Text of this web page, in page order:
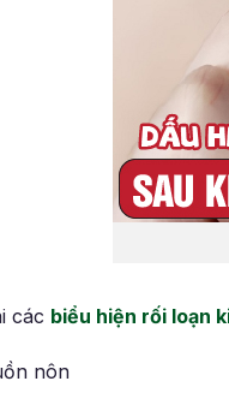
các biểu hiện rối loạn
nôn